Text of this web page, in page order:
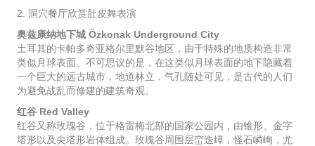
2. 洞穴餐厅欣赏肚皮舞表演
奥兹康纳地下城 Özkonak Underground City
土耳其的卡帕多奇亚格尔里默谷地区，由于特殊的地质构造非常
类似月球表面。不可思议的是，在这类似月球表面的地下隐藏着
一个巨大的远古城市，地道林立，气孔随处可见，是古代的人们
为避免战乱而修建的建筑奇观。
红谷 Red Valley
红谷又称玫瑰谷，位于格雷梅北部的国家公园内，由锥形、金字
塔形以及尖塔形岩体组成。玫瑰谷周围层峦迭嶂，怪石嶙峋，尤